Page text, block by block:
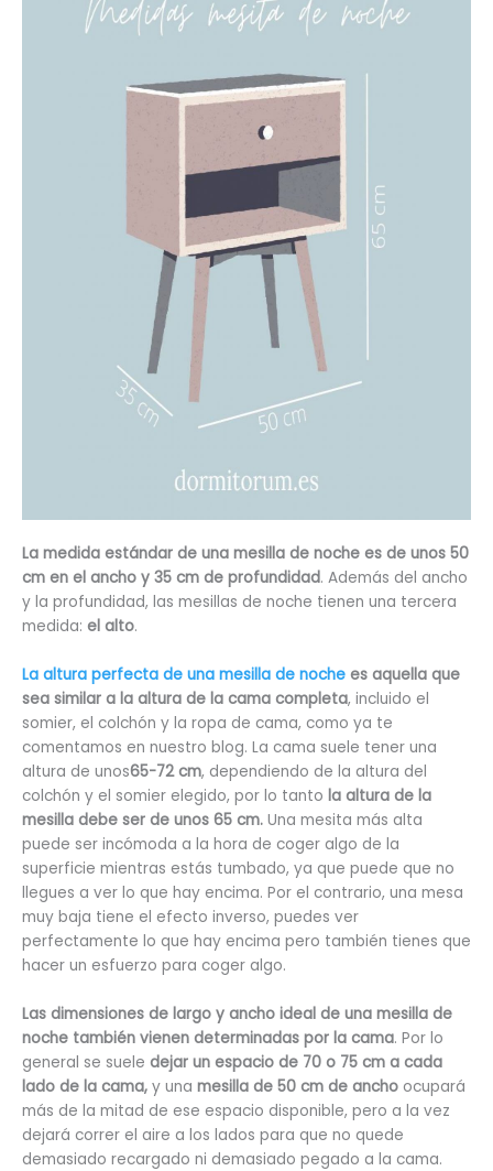
La medida estándar de una mesilla de noche es de unos 50
cm en el ancho y 35 cm de profundidad. Además del ancho
y la profundidad, las mesillas de noche tienen una tercera
medida: el alto.
La altura perfecta de una mesilla de noche es aquella que
sea similar a la altura de la cama completa, incluido el
somier, el colchón y la ropa de cama, como ya te
comentamos en nuestro blog. La cama suele tener una
altura de unos65-72 cm, dependiendo de la altura del
colchón y el somier elegido, por lo tanto la altura de la
mesilla debe ser de unos 65 cm. Una mesita más alta
puede ser incómoda a la hora de coger algo de la
superficie mientras estás tumbado, ya que puede que no
llegues a ver lo que hay encima. Por el contrario, una mesa
muy baja tiene el efecto inverso, puedes ver
perfectamente lo que hay encima pero también tienes que
hacer un esfuerzo para coger algo.
Las dimensiones de largo y ancho ideal de una mesilla de
noche también vienen determinadas por la cama. Por lo
general se suele dejar un espacio de 70 o 75 cm a cada
lado de la cama, y una mesilla de 50 cm de ancho ocupará
más de la mitad de ese espacio disponible, pero a la vez
dejará correr el aire a los lados para que no quede
demasiado recargado ni demasiado pegado a la cama.